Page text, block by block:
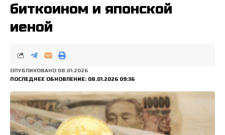
биткоином и японской
иеной
ПОСЛЕДНЕЕ ОБНОВЛЕНИЕ: 08.01.2026 09:36
ОПУБЛИКОВАНО 08.01.2026